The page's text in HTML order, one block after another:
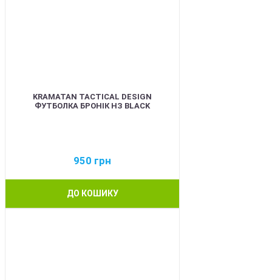
KRAMATAN TACTICAL DESIGN
ФУТБОЛКА БРОНІК НЗ BLACK
950 грн
ДО КОШИКУ